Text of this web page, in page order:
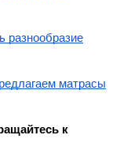
разнообразие
матрасы
к